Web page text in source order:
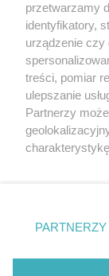
Wandale
obywatelskiej
Niszczenie
Nie zapomnij
zapoznać się z:
Twojemiasto
Piekary Śląskie
Chorzów
Tarnowskie Góry
Gliwice
przetwarzamy
identyfikatory,
urządzenie czy
treści, pomiar
ulepszanie
Partnerzy
zmienić/
znajdujący się
rodzaje
użytkownika,
PARTNERZY